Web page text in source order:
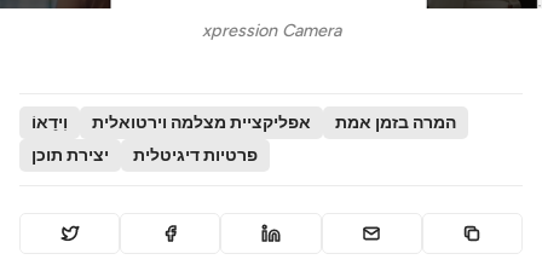
xpression Camera
וִידֵאוֹ אפליקציית מצלמה וירטואלית
המרה בזמן אמת
יצירת תוכן
פרטיות דיגיטלית